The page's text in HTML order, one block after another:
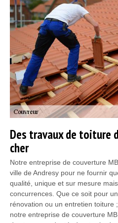
Des travaux de toiture
cher
Notre entreprise de couverture
ville de Andresy pour ne fournir
qualité, unique et sur mesure
concurrences. Que ce soit pour
rénovation ou un entretien toiture
notre entreprise de couverture